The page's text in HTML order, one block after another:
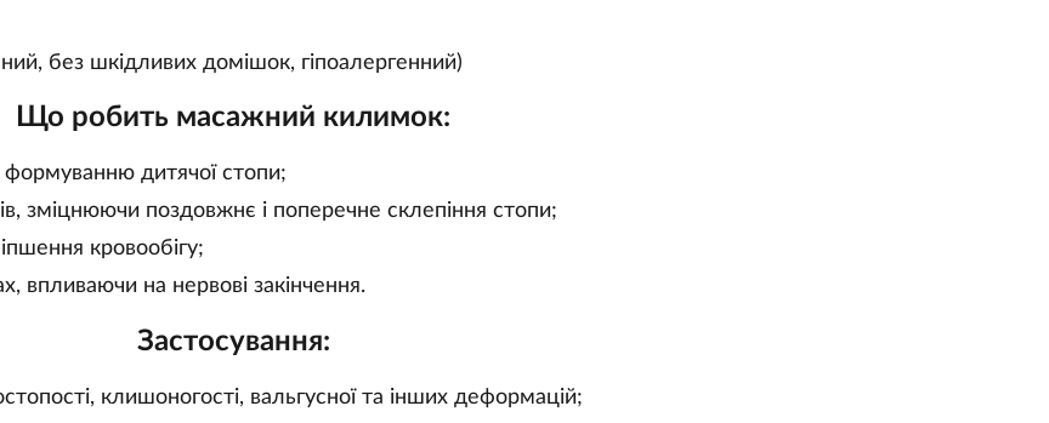
без шкідливих домішок, гіпоалергенний)
Що робить масажний килимок:
дитячої стопи;
зміцнюючи поздовжнє і поперечне склепіння стопи;
кровообігу;
впливаючи на нервові закінчення.
Застосування:
клишоногості, вальгусної та інших деформацій;